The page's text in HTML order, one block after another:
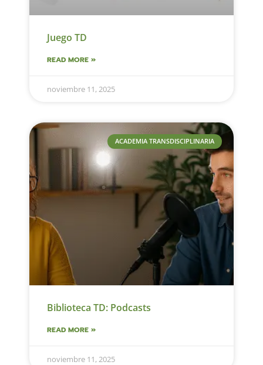
Juego TD
READ MORE »
noviembre 11, 2025
ACADEMIA TRANSDISCIPLINARIA
Biblioteca TD: Podcasts
READ MORE »
noviembre 11, 2025